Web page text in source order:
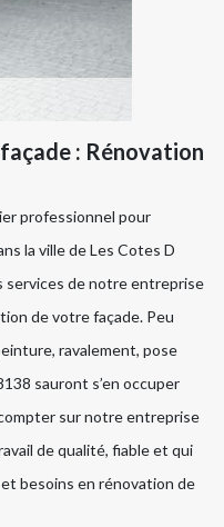
: Rénovation
professionnel pour
la ville de Les Cotes D
services de notre entreprise
de votre façade. Peu
ravalement, pose
sauront s’en occuper
sur notre entreprise
de qualité, fiable et qui
besoins en rénovation de